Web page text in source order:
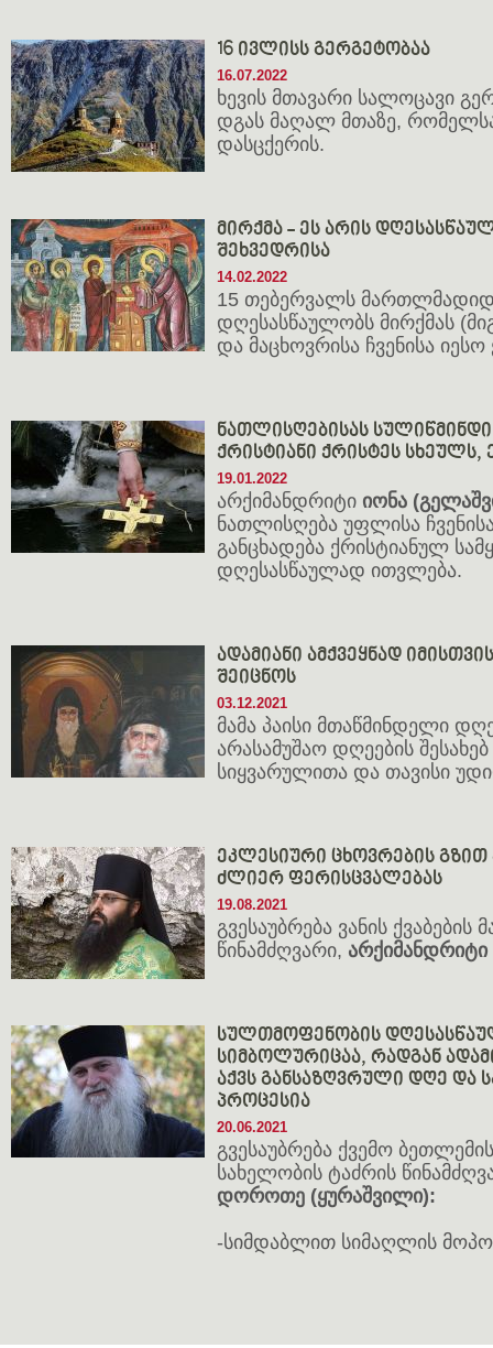
16 ივლისს გერგეტობაა
16.07.2022
ხევის მთავარი სალოცავი
დგას მაღალ მთაზე,
დასცქერის.
მირქმა - ეს არის
შეხვედრისა
14.02.2022
15 თებერვალს
დღესასწაულობს მირქმას
და მაცხოვრისა ჩვენისა იესო
ნათლისღებისას
ქრისტიანი ქრისტეს
19.01.2022
არქიმანდრიტი იონა
ნათლისღება უფლისა
განცხადება ქრისტიანულ
დღესასწაულად ითვლება.
ადამიანი ამქვეყნად
შეიცნოს
03.12.2021
მამა პაისი მთაწმინდელი
არასამუშაო დღეების
სიყვარულითა და თავისი
ეკლესიური ცხოვრების გზით
ძლიერ ფერისცვალებას
19.08.2021
გვესაუბრება ვანის ქვაბების
წინამძღვარი, არქიმანდრიტი
სულთმოფენობის
სიმბოლურიცაა, რადგან
აქვს განსაზღვრული დღე და
პროცესია
20.06.2021
გვესაუბრება ქვემო
სახელობის ტაძრის
დოროთე (ყურაშვილი):
-სიმდაბლით სიმაღლის